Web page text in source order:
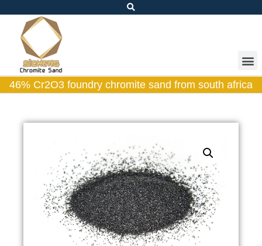
46% Cr2O3 foundry chromite sand from south africa